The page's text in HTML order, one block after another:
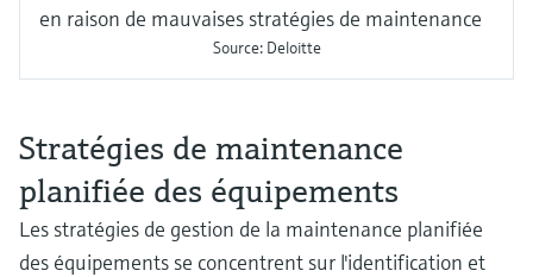
en raison de mauvaises stratégies de maintenance
Source: Deloitte
Stratégies de maintenance
planifiée des équipements
Les stratégies de gestion de la maintenance planifiée
des équipements se concentrent sur l'identification et